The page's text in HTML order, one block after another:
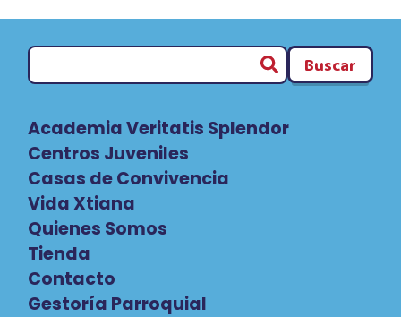
Buscar
Academia Veritatis Splendor
Centros Juveniles
Casas de Convivencia
Vida Xtiana
Quienes Somos
Tienda
Contacto
Gestoría Parroquial